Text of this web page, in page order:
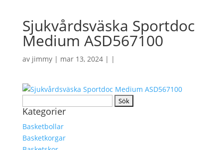
Sjukvårdsväska Sportdoc
Medium ASD567100
av jimmy| mar 13, 2024 | |
efter:
Kategorier
Basketbollar
Basketkorgar